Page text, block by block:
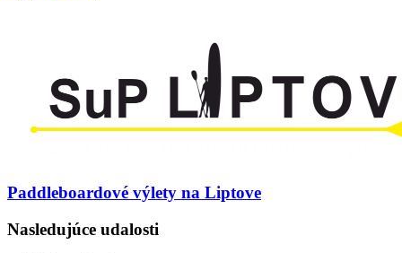
Paddleboardové výlety na Liptove
Nasledujúce udalosti